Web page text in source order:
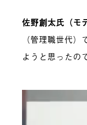
佐野創太氏（モ
（管理職世代
ようと思ったの